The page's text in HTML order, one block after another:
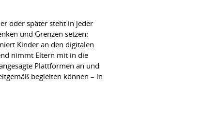
oder später steht in jeder
und Grenzen setzen:
Kinder an den digitalen
nimmt Eltern mit in die
Plattformen an und
begleiten können – in